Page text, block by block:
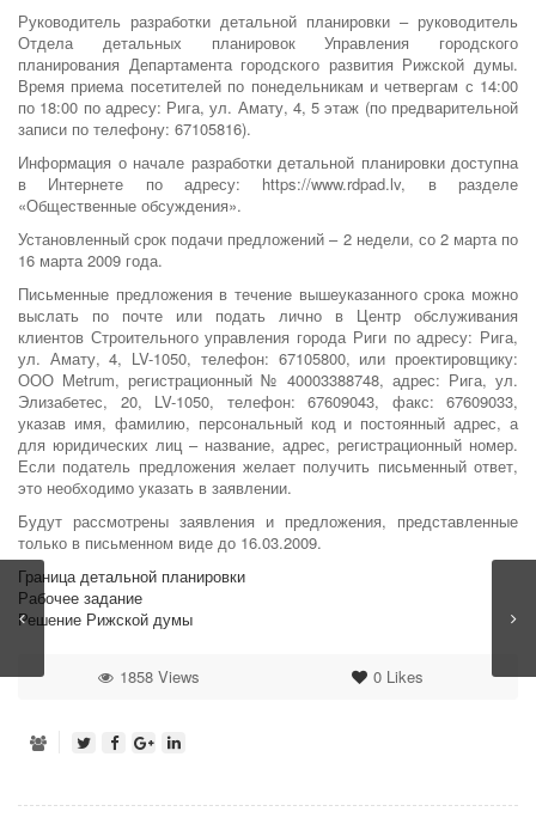
Руководитель разработки детальной планировки – руководитель
Отдела детальных планировок Управления городского
планирования Департамента городского развития Рижской думы.
Время приема посетителей по понедельникам и четвергам с 14:00
по 18:00 по адресу: Рига, ул. Амату, 4, 5 этаж (по предварительной
записи по телефону: 67105816).
Информация о начале разработки детальной планировки доступна
в Интернете по адресу: https://www.rdpad.lv, в разделе
«Общественные обсуждения».
Установленный срок подачи предложений – 2 недели, со 2 марта по
16 марта 2009 года.
Письменные предложения в течение вышеуказанного срока можно
выслать по почте или подать лично в Центр обслуживания
клиентов Строительного управления города Риги по адресу: Рига,
ул. Амату, 4, LV-1050, телефон: 67105800, или проектировщику:
ООО Metrum, регистрационный № 40003388748, адрес: Рига, ул.
Элизабетес, 20, LV-1050, телефон: 67609043, факс: 67609033,
указав имя, фамилию, персональный код и постоянный адрес, а
для юридических лиц – название, адрес, регистрационный номер.
Если податель предложения желает получить письменный ответ,
это необходимо указать в заявлении.
Будут рассмотрены заявления и предложения, представленные
только в письменном виде до 16.03.2009.
Граница детальной планировки
Рабочее задание
Решение Рижской думы
0Likes
1858 Views